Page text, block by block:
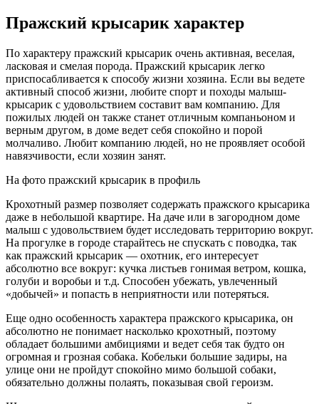
Пражский крысарик характер
По характеру пражский крысарик очень активная, веселая,
ласковая и смелая порода. Пражский крысарик легко
приспосабливается к способу жизни хозяина. Если вы ведете
активный способ жизни, любите спорт и походы малыш-
крысарик с удовольствием составит вам компанию. Для
пожилых людей он также станет отличным компаньоном и
верным другом, в доме ведет себя спокойно и порой
молчаливо. Любит компанию людей, но не проявляет особой
навязчивости, если хозяин занят.
На фото пражский крысарик в профиль
Крохотный размер позволяет содержать пражского крысарика
даже в небольшой квартире. На даче или в загородном доме
малыш с удовольствием будет исследовать территорию вокруг.
На прогулке в городе старайтесь не спускать с поводка, так
как пражский крысарик — охотник, его интересует
абсолютно все вокруг: кучка листьев гонимая ветром, кошка,
голуби и воробьи и т.д. Способен убежать, увлеченный
«добычей» и попасть в неприятности или потеряться.
Еще одно особенность характера пражского крысарика, он
абсолютно не понимает насколько крохотный, поэтому
обладает большими амбициями и ведет себя так будто он
огромная и грозная собака. Кобельки большие задиры, на
улице они не пройдут спокойно мимо большой собаки,
обязательно должны полаять, показывая свой героизм.